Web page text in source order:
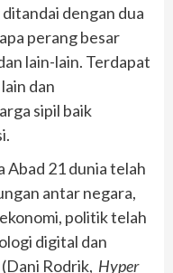
dengan dua
perang besar
lain-lain. Terdapat
dan
sipil baik
Abad 21 dunia telah
antar negara,
politik telah
digital dan
Rodrik, Hyper